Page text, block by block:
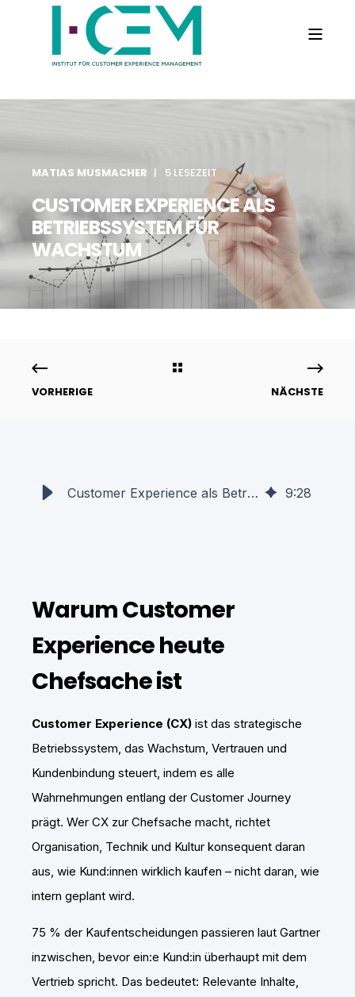
MATIAS MUSMACHER 5 LESEZEIT
CUSTOMER EXPERIENCE ALS
BETRIEBSSYSTEM FÜR
WACHSTUM
VORHERIGE NÄCHSTE
Customer Experience als Betriebssystem für Wachstum 9:28
Warum Customer
Experience heute
Chefsache ist
Customer Experience (CX) ist das strategische
Betriebssystem, das Wachstum, Vertrauen und
Kundenbindung steuert, indem es alle
Wahrnehmungen entlang der Customer Journey
prägt. Wer CX zur Chefsache macht, richtet
Organisation, Technik und Kultur konsequent daran
aus, wie Kund:innen wirklich kaufen – nicht daran, wie
intern geplant wird.
75 % der Kaufentscheidungen passieren laut Gartner
inzwischen, bevor ein:e Kund:in überhaupt mit dem
Vertrieb spricht. Das bedeutet: Relevante Inhalte,